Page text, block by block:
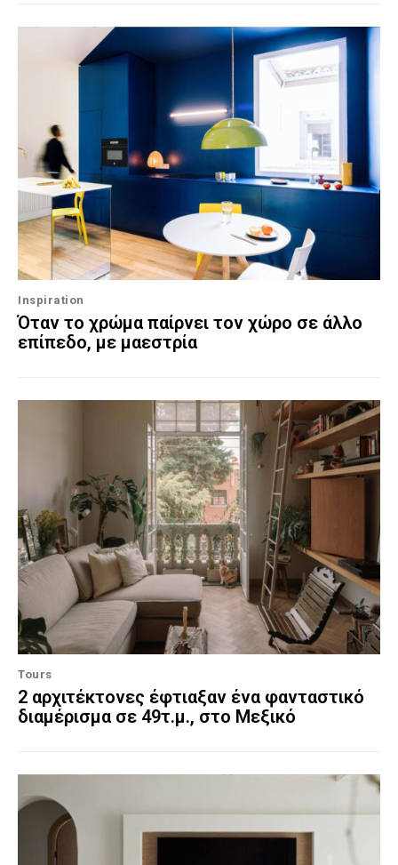
Inspiration
Όταν το χρώμα παίρνει τον χώρο σε άλλο
επίπεδο, με μαεστρία
Tours
2 αρχιτέκτονες έφτιαξαν ένα φανταστικό
διαμέρισμα σε 49τ.μ., στο Μεξικό